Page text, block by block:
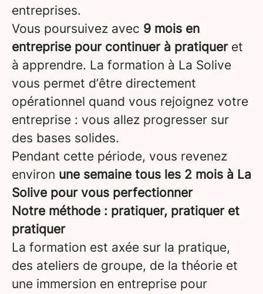
entreprises.
Vous poursuivez avec 9 mois en
entreprise pour continuer à pratiqueret
à apprendre. La formation à La Solive
vous permet d’être directement
opérationnel quand vous rejoignez votre
entreprise : vous allez progresser sur
des bases solides.
Pendant cette période, vous revenez
environ une semaine tous les 2 mois à La
Solive pour vous perfectionner
Notre méthode : pratiquer, pratiquer et
pratiquer
La formation est axée sur la pratique,
des ateliers de groupe, de la théorie et
une immersion en entreprise pour